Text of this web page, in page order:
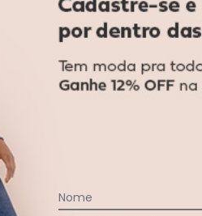
2%
79%
19%
Curto
Bom
Longo
Nome